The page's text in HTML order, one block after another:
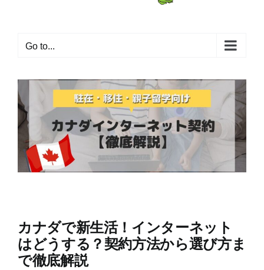
Go to...
カナダで新生活！インターネット
はどうする？契約方法から選び方ま
で徹底解説